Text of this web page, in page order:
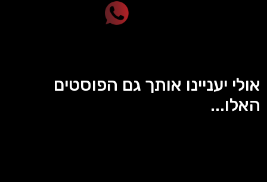
אולי יעניינו אותך גם הפוסטים
האלו...